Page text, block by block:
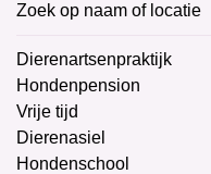
Zoek op naam of locatie
Dierenartsenpraktijk
Hondenpension
Vrije tijd
Dierenasiel
Hondenschool